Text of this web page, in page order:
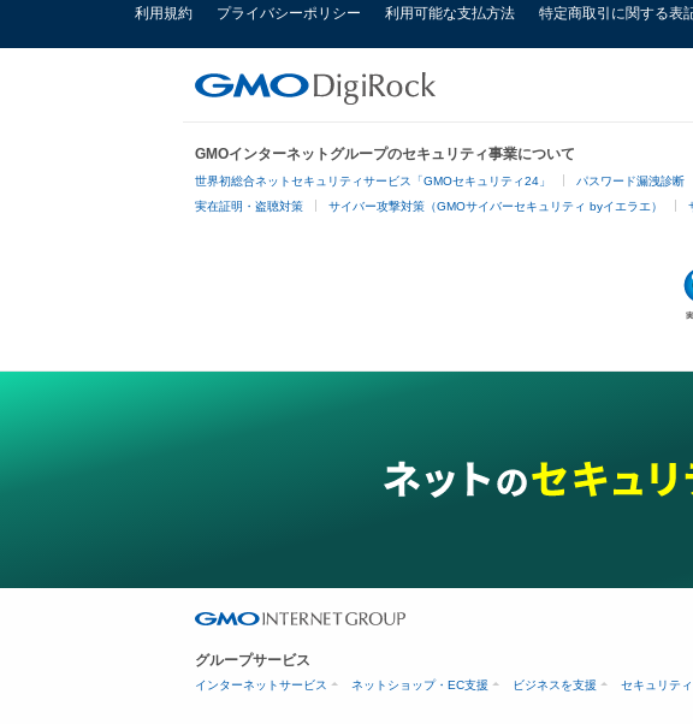
利用規約 プライバシーポリシー 利用可能な支払方法 特定商取引に関する表
GMOインターネットグループのセキュリティ事業について
世界初総合ネットセキュリティサービス「GMOセキュリティ24」 パスワード漏洩診断
実在証明・盗聴対策 サイバー攻撃対策（GMOサイバーセキュリティ byイエラエ）
グループサービス
インターネットサービス ネットショップ・EC支援 ビジネスを支援 セキュリティ